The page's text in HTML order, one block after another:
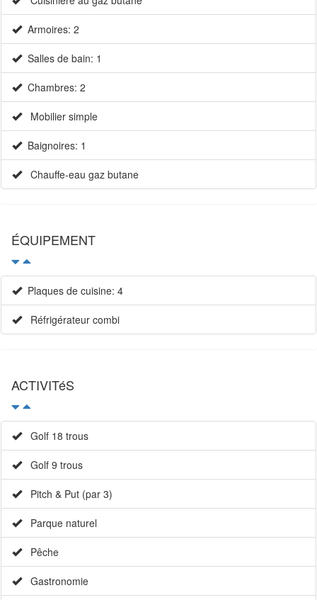
Armoires: 2
Salles de bain: 1
Chambres: 2
Mobilier simple
Baignoires: 1
Chauffe-eau gaz butane
ÉQUIPEMENT
Plaques de cuisine: 4
Réfrigérateur combi
ACTIVITéS
Golf 18 trous
Golf 9 trous
Pitch & Put (par 3)
Parque naturel
Pêche
Gastronomie